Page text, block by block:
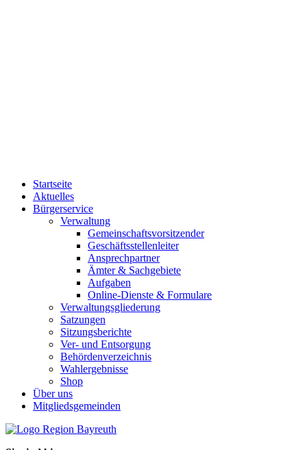
Startseite
Aktuelles
Bürgerservice
Verwaltung
Gemeinschaftsvorsitzender
Geschäftsstellenleiter
Ansprechpartner
Ämter & Sachgebiete
Aufgaben
Online-Dienste & Formulare
Verwaltungsgliederung
Satzungen
Sitzungsberichte
Ver- und Entsorgung
Behördenverzeichnis
Wahlergebnisse
Shop
Über uns
Mitgliedsgemeinden